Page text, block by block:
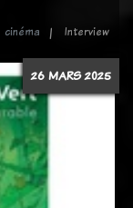
cinéma Interview
26 MARS 2025